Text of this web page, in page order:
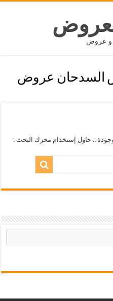
و عروض
السدحان عروض
.. حاول إستخدام محرك البحث .